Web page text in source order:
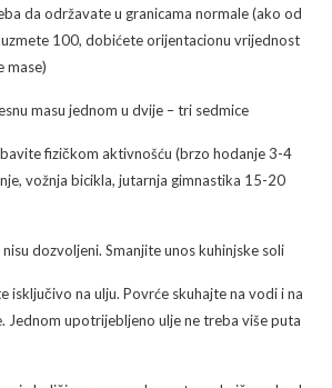
da održavate u granicama normale (ako od
100, dobićete orijentacionu vrijednost
mase)
masu jednom u dvije – tri sedmice
fizičkom aktivnošću (brzo hodanje 3-4
vožnja bicikla, jutarnja gimnastika 15-20
dozvoljeni. Smanjite unos kuhinjske soli
isključivo na ulju. Povrće skuhajte na vodi i na
Jednom upotrijebljeno ulje ne treba više puta